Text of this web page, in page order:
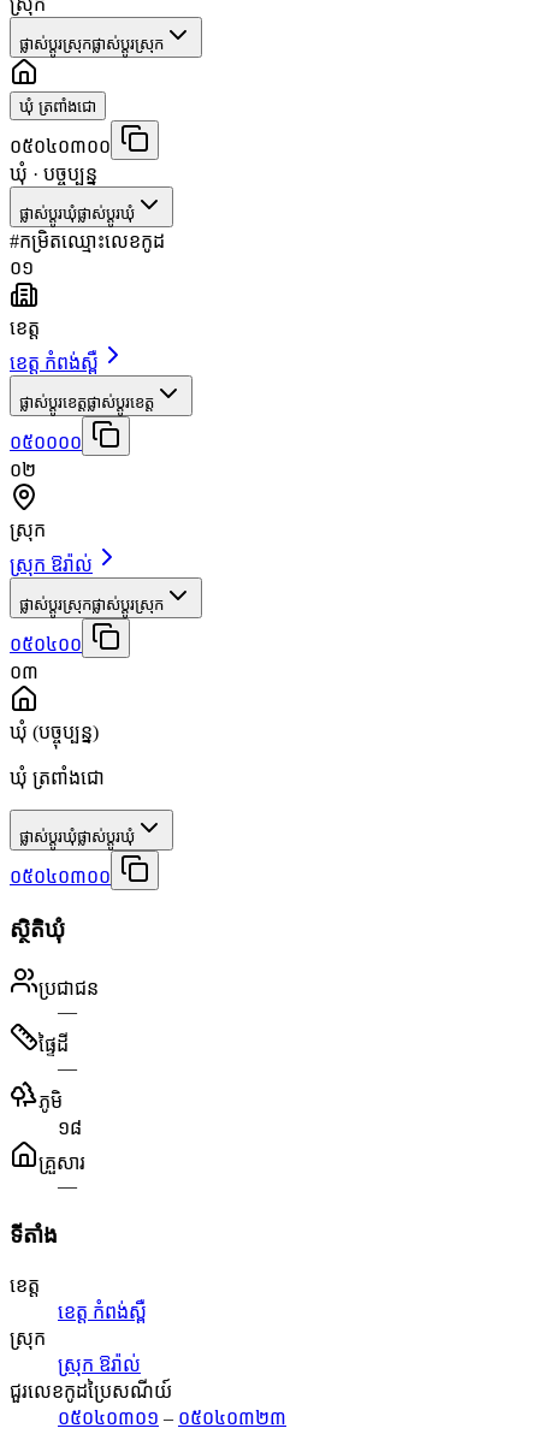
ស្រុក
ផ្លាស់ប្តូរស្រុកផ្លាស់ប្តូរស្រុក
ឃុំ ត្រពាំងជោ
០៥០៤០៣០០
ឃុំ · បច្ចុប្បន្ន
ផ្លាស់ប្តូរឃុំផ្លាស់ប្តូរឃុំ
#កម្រិតឈ្មោះលេខកូដ
០១
ខេត្ត
ខេត្ត កំពង់ស្ពឺ
ផ្លាស់ប្តូរខេត្តផ្លាស់ប្តូរខេត្ត
០៥០០០០
០២
ស្រុក
ស្រុក ឱរ៉ាល់
ផ្លាស់ប្តូរស្រុកផ្លាស់ប្តូរស្រុក
០៥០៤០០
០៣
ឃុំ (បច្ចុប្បន្ន)
ឃុំ ត្រពាំងជោ
ផ្លាស់ប្តូរឃុំផ្លាស់ប្តូរឃុំ
០៥០៤០៣០០
ស្ថិតិឃុំ
ប្រជាជន
—
ផ្ទៃដី
—
ភូមិ
១៨
គ្រួសារ
—
ទីតាំង
ខេត្ត
ខេត្ត កំពង់ស្ពឺ
ស្រុក
ស្រុក ឱរ៉ាល់
ជួរលេខកូដប្រៃសណីយ៍
០៥០៤០៣០១ – ០៥០៤០៣២៣